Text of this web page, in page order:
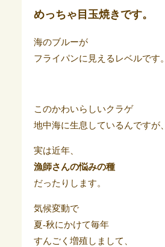
めっちゃ目玉焼きです。
海のブルーが
フライパンに見えるレベルです。
このかわいらしいクラゲ
地中海に生息しているんですが、
実は近年、
漁師さんの悩みの種
だったりします。
気候変動で
夏-秋にかけて毎年
すんごく増殖しまして、